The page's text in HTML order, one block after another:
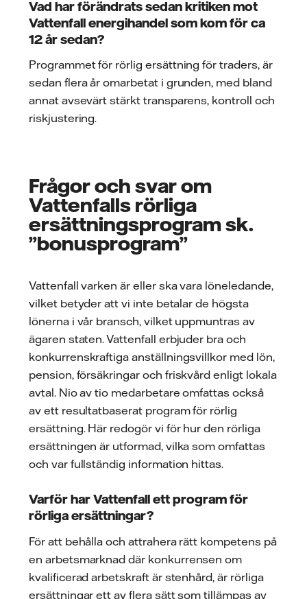
Vad har förändrats sedan kritiken mot
Vattenfall energihandel som kom för ca
12 år sedan?
Programmet för rörlig ersättning för traders, är
sedan flera år omarbetat i grunden, med bland
annat avsevärt stärkt transparens, kontroll och
riskjustering.
Frågor och svar om
Vattenfalls rörliga
ersättningsprogram sk.
”bonusprogram”
Vattenfall varken är eller ska vara löneledande,
vilket betyder att vi inte betalar de högsta
lönerna i vår bransch, vilket uppmuntras av
ägaren staten. Vattenfall erbjuder bra och
konkurrenskraftiga anställningsvillkor med lön,
pension, försäkringar och friskvård enligt lokala
avtal. Nio av tio medarbetare omfattas också
av ett resultatbaserat program för rörlig
ersättning. Här redogör vi för hur den rörliga
ersättningen är utformad, vilka som omfattas
och var fullständig information hittas.
Varför har Vattenfall ett program för
rörliga ersättningar?
För att behålla och attrahera rätt kompetens på
en arbetsmarknad där konkurrensen om
kvalificerad arbetskraft är stenhård, är rörliga
ersättningar ett av flera sätt som tillämpas av